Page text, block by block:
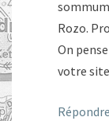
Rozo.
On
votre
Répondre